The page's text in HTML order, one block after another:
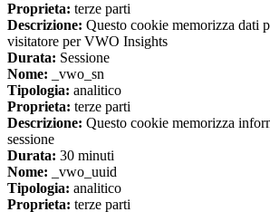
Proprieta: terze parti
Descrizione: Questo cookie memorizza dati
visitatore per VWO Insights
Durata: Sessione
Nome: _vwo_sn
Tipologia: analitico
Proprieta: terze parti
Descrizione: Questo cookie memorizza
sessione
Durata: 30 minuti
Nome: _vwo_uuid
Tipologia: analitico
Proprieta: terze parti